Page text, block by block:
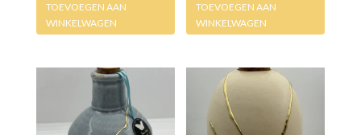
TOEVOEGEN AAN
WINKELWAGEN
TOEVOEGEN AAN
WINKELWAGEN